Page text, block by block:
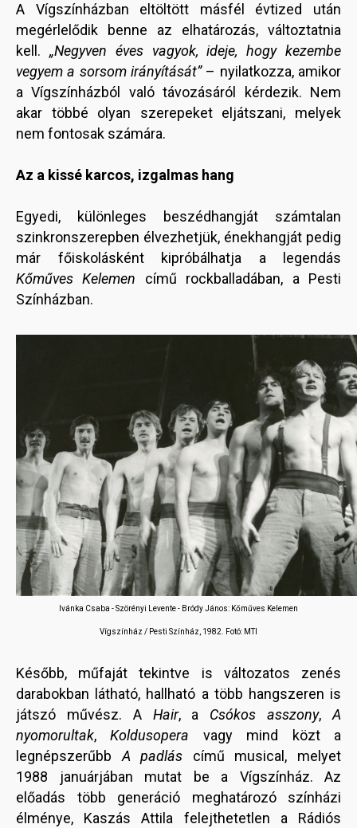
A Vígszínházban eltöltött másfél évtized után
megérlelődik benne az elhatározás, változtatnia
kell. „Negyven éves vagyok, ideje, hogy kezembe
vegyem a sorsom irányítását”– nyilatkozza, amikor
a Vígszínházból való távozásáról kérdezik. Nem
akar többé olyan szerepeket eljátszani, melyek
nem fontosak számára.
Az a kissé karcos, izgalmas hang
Egyedi, különleges beszédhangját számtalan
szinkronszerepben élvezhetjük, énekhangját pedig
már főiskolásként kipróbálhatja a legendás
Kőműves Kelemen című rockballadában, a Pesti
Színházban.
Ivánka Csaba - Szörényi Levente - Bródy János: Kőműves Kelemen
Vígszínház / Pesti Színház, 1982. Fotó: MTI
Később, műfaját tekintve is változatos zenés
darabokban látható, hallható a több hangszeren is
játszó művész. A Hair, a Csókos asszony,A
nyomorultak,Koldusopera vagy mind közt a
legnépszerűbbA padlás című musical, melyet
1988 januárjában mutat be a Vígszínház. Az
előadás több generáció meghatározó színházi
élménye, Kaszás Attila felejthetetlen a Rádiós